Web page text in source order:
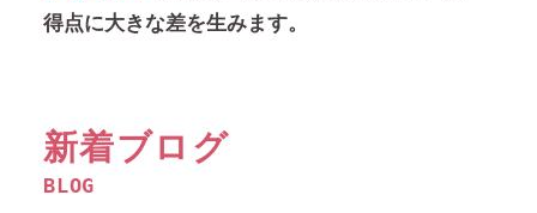
得点に大きな差を生みます。
新着ブログ
BLOG